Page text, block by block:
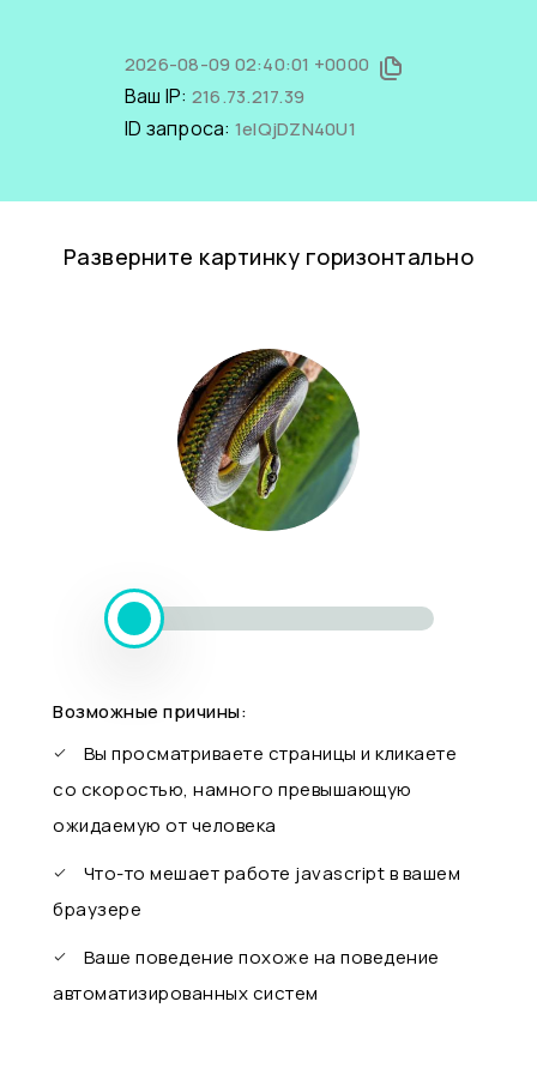
2026-08-09 02:40:01 +0000
Ваш IP: 216.73.217.39
ID запроса: 1eIQjDZN40U1
Разверните картинку горизонтально
Возможные причины:
Вы просматриваете страницы и кликаете
со скоростью, намного превышающую
ожидаемую от человека
Что-то мешает работе javascript в вашем
браузере
Ваше поведение похоже на поведение
автоматизированных систем